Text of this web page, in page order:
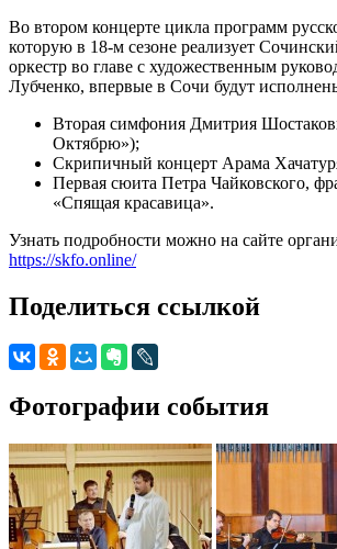
Во втором концерте цикла программ
которую в 18-м сезоне реализует
оркестр во главе с художественным
Лубченко, впервые в Сочи будут
Вторая симфония Дмитрия
Октябрю»);
Скрипичный концерт Арама
Первая сюита Петра Чайковского,
«Спящая красавица».
Узнать подробности можно на сайте
https://skfo.online/
Поделиться ссылкой
Фотографии события